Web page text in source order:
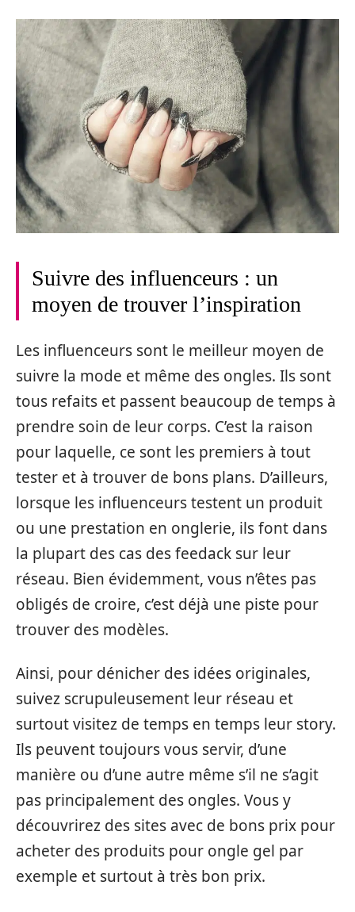
Suivre des influenceurs : un
moyen de trouver l’inspiration
Les influenceurs sont le meilleur moyen de
suivre la mode et même des ongles. Ils sont
tous refaits et passent beaucoup de temps à
prendre soin de leur corps. C’est la raison
pour laquelle, ce sont les premiers à tout
tester et à trouver de bons plans. D’ailleurs,
lorsque les influenceurs testent un produit
ou une prestation en onglerie, ils font dans
la plupart des cas des feedack sur leur
réseau. Bien évidemment, vous n’êtes pas
obligés de croire, c’est déjà une piste pour
trouver des modèles.
Ainsi, pour dénicher des idées originales,
suivez scrupuleusement leur réseau et
surtout visitez de temps en temps leur story.
Ils peuvent toujours vous servir, d’une
manière ou d’une autre même s’il ne s’agit
pas principalement des ongles. Vous y
découvrirez des sites avec de bons prix pour
acheter des produits pour ongle gel par
exemple et surtout à très bon prix.